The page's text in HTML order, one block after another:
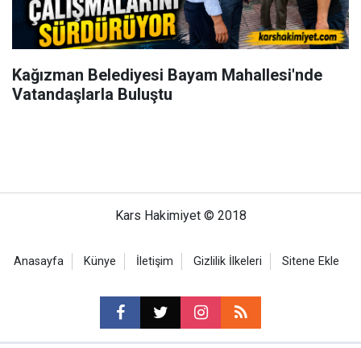
Kağızman Belediyesi Bayam Mahallesi'nde
Vatandaşlarla Buluştu
Kars Hakimiyet © 2018
Anasayfa Künye İletişim Gizlilik İlkeleri Sitene Ekle